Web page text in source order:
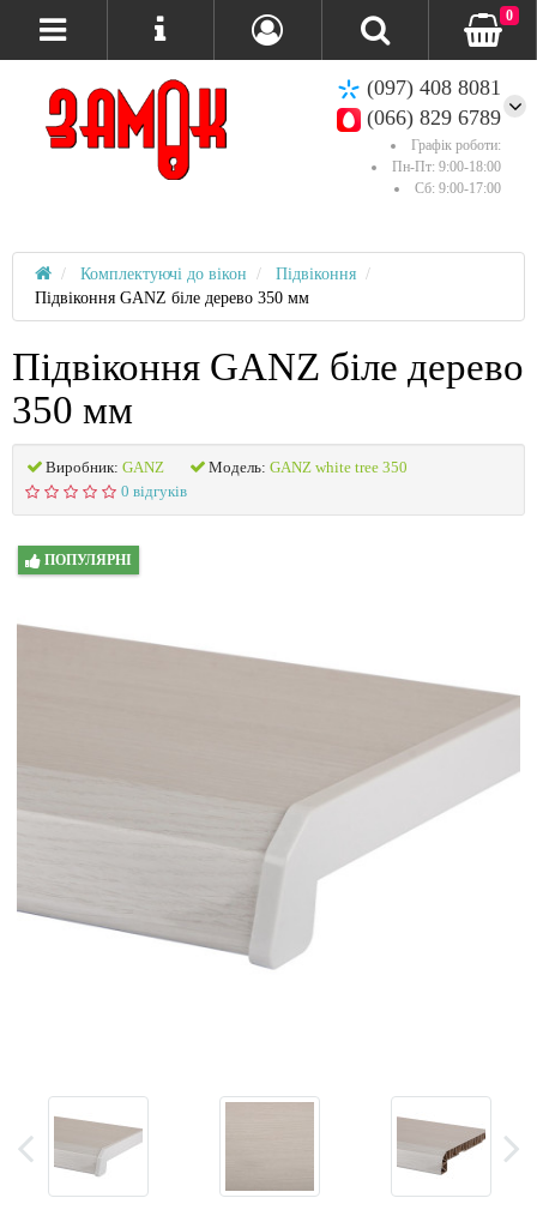
(097) 408 8081
(066) 829 6789
Графік роботи:
Пн-Пт: 9:00-18:00
Сб: 9:00-17:00
0
Комплектуючі до вікон
Підвіконня
Підвіконня GANZ біле дерево 350 мм
Підвіконня GANZ біле дерево
350 мм
Виробник: GANZ Модель: GANZ white tree 350
0 відгуків
ПОПУЛЯРНІ